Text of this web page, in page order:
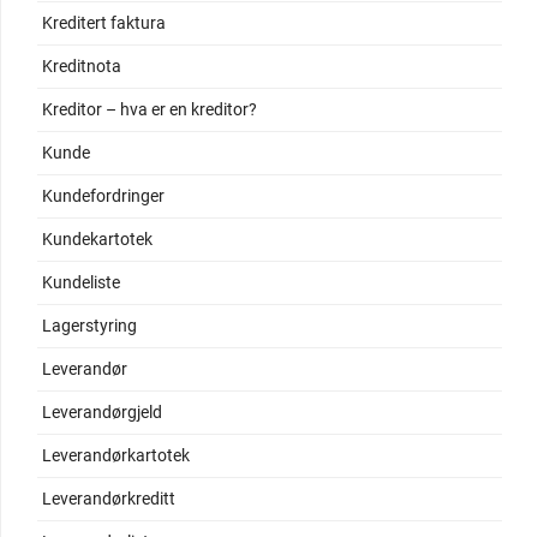
Kreditert faktura
Kreditnota
Kreditor – hva er en kreditor?
Kunde
Kundefordringer
Kundekartotek
Kundeliste
Lagerstyring
Leverandør
Leverandørgjeld
Leverandørkartotek
Leverandørkreditt